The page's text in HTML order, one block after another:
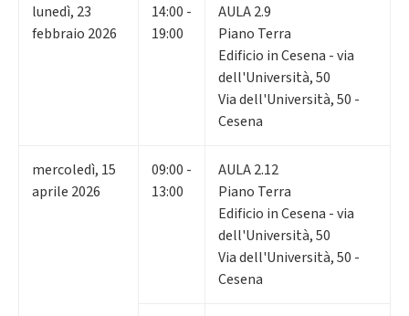
lunedì, 23
febbraio 2026
14:00 -
19:00
AULA 2.9
Piano Terra
Edificio in Cesena - via
dell'Università, 50
Via dell'Università, 50 -
Cesena
mercoledì, 15
aprile 2026
09:00 -
13:00
AULA 2.12
Piano Terra
Edificio in Cesena - via
dell'Università, 50
Via dell'Università, 50 -
Cesena